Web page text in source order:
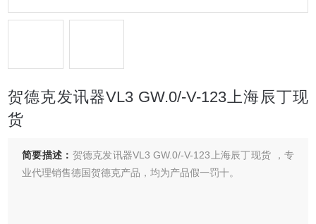
贺德克发讯器VL3 GW.0/-V-123上海辰丁现
货
简要描述： 贺德克发讯器VL3 GW.0/-V-123上海辰丁现货 ，专
业代理销售德国贺德克产品，均为产品假一罚十。